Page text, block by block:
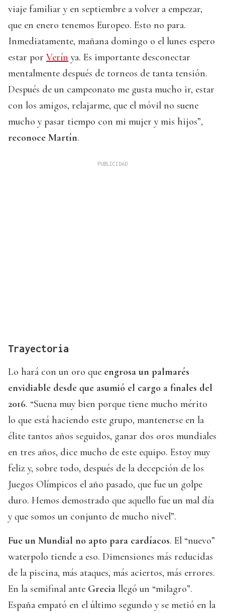
viaje familiar y en septiembre a volver a empezar,
que en enero tenemos Europeo. Esto no para.
Inmediatamente, mañana domingo o el lunes espero
estar por Verín ya. Es importante desconectar
mentalmente después de torneos de tanta tensión.
Después de un campeonato me gusta mucho ir, estar
con los amigos, relajarme, que el móvil no suene
mucho y pasar tiempo con mi mujer y mis hijos”,
reconoce Martín.
Trayectoria
Lo hará con un oro que engrosa un palmarés
envidiable desde que asumió el cargo a finales del
2016. “Suena muy bien porque tiene mucho mérito
lo que está haciendo este grupo, mantenerse en la
élite tantos años seguidos, ganar dos oros mundiales
en tres años, dice mucho de este equipo. Estoy muy
feliz y, sobre todo, después de la decepción de los
Juegos Olímpicos el año pasado, que fue un golpe
duro. Hemos demostrado que aquello fue un mal día
y que somos un conjunto de mucho nivel”.
Fue un Mundial no apto para cardíacos. El “nuevo”
waterpolo tiende a eso. Dimensiones más reducidas
de la piscina, más ataques, más aciertos, más errores.
En la semifinal ante Grecia llegó un “milagro”.
España empató en el último segundo y se metió en la